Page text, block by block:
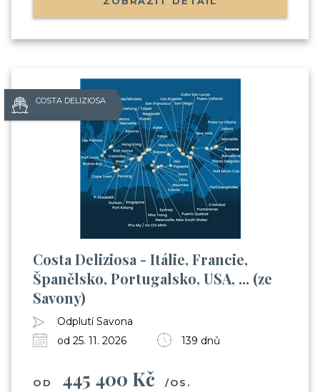
COSTA DELIZIOSA
Costa Deliziosa - Itálie, Francie,
Španělsko, Portugalsko, USA, ... (ze
Savony)
Odplutí Savona
od 25. 11. 2026
139 dnů
OD 445 400 Kč /OS.